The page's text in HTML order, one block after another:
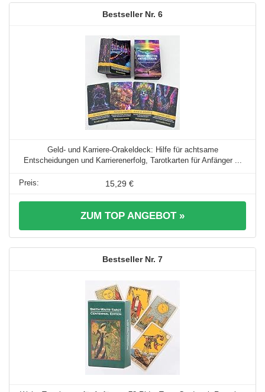
6
Geld- und Karriere-Orakeldeck: Hilfe für achtsame
Entscheidungen und Karrierenerfolg, Tarotkarten für Anfänger ...
15,29 €
ZUM TOP ANGEBOT »
7